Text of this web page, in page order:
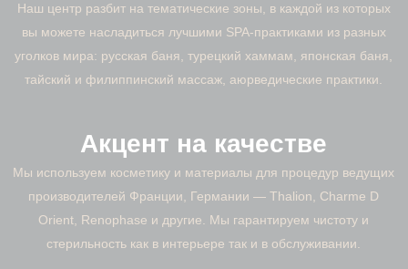
Наш центр разбит на тематические зоны, в каждой из которых
вы можете насладиться лучшими SPA-практиками из разных
уголков мира: русская баня, турецкий хаммам, японская баня,
тайский и филиппинский массаж, аюрведические практики.
Акцент на качестве
Мы используем косметику и материалы для процедур ведущих
производителей Франции, Германии — Thalion, Charme D
Orient, Renophase и другие. Мы гарантируем чистоту и
стерильность как в интерьере так и в обслуживании.